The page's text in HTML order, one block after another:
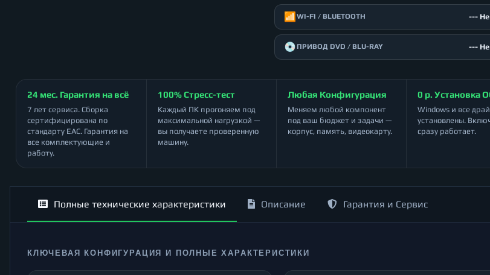
📶 WI-FI / BLUETOOTH ---
💿 ПРИВОД DVD / BLU-RAY ---
24 мес. Гарантия на всё
7 лет сервиса. Сборка
сертифицирована по
стандарту ЕАС. Гарантия на
все комплектующие и
работу.
100% Стресс-тест
Каждый ПК прогоняем под
максимальной нагрузкой —
вы получаете проверенную
машину.
Любая Конфигурация
Меняем любой компонент
под ваш бюджет и задачи —
корпус, память, видеокарту.
0 р. Установка
Windows и все
установлены.
сразу работает.
Полные технические характеристики Описание Гарантия и Сервис
КЛЮЧЕВАЯ КОНФИГУРАЦИЯ И ПОЛНЫЕ ХАРАКТЕРИСТИКИ